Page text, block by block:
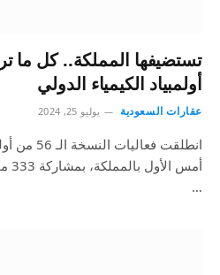
تستضيفها المملكة.. كل ما
أولمبياد الكيمياء الدولي
عقارات السعودية يوليو 25, 2024
…